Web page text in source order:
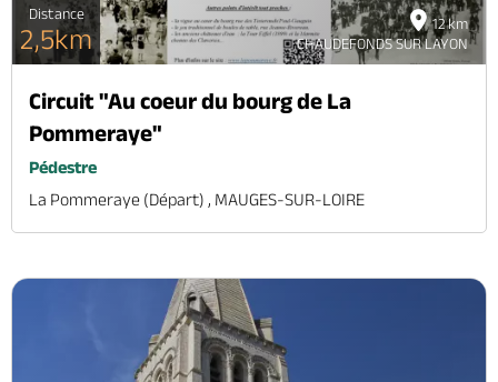
12 km
CHAUDEFONDS SUR LAYON
Distance
2,5km
Circuit "Au coeur du bourg de La
Pommeraye"
Pédestre
La Pommeraye (départ) , MAUGES-SUR-LOIRE